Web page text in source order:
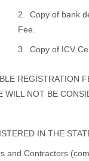
2. Copy of bank
Fee.
3. Copy of ICV
REGISTRATION
NOT BE
IN THE
and Contractors